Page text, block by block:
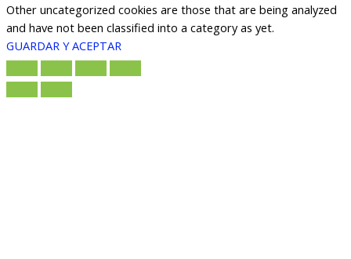
Other uncategorized cookies are those that are being analyzed
and have not been classified into a category as yet.
GUARDAR Y ACEPTAR